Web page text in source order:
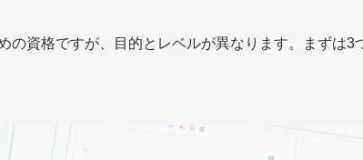
の資格ですが、目的とレベルが異なります。まずは3